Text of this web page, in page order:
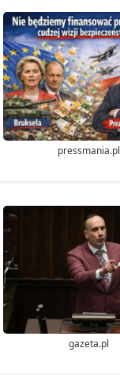
pressmania.pl
gazeta.pl